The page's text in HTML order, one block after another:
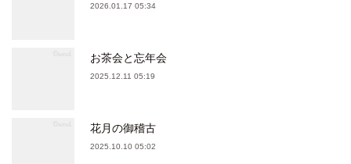
2026.01.17 05:34
お茶会と忘年会
2025.12.11 05:19
花月の御稽古
2025.10.10 05:02